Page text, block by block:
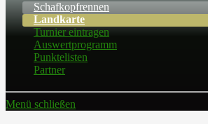
Schafkopfrennen
Landkarte
Turnier eintragen
Auswertprogramm
Punktelisten
Partner
Menü schließen